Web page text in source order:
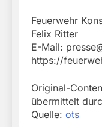
Feuerwehr
Felix Ritter
E-Mail:
https://
Original-
übermittelt
Quelle: ots